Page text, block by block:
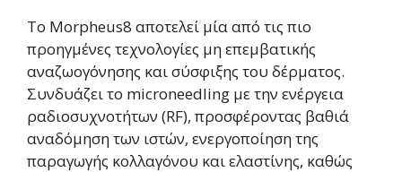
Το Morpheus8 αποτελεί μία από τις πιο
προηγμένες τεχνολογίες μη επεμβατικής
αναζωογόνησης και σύσφιξης του δέρματος.
Συνδυάζει το microneedling με την ενέργεια
ραδιοσυχνοτήτων (RF), προσφέροντας βαθιά
αναδόμηση των ιστών, ενεργοποίηση της
παραγωγής κολλαγόνου και ελαστίνης, καθώς